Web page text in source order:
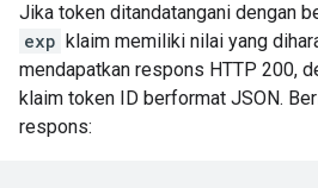
Jika token ditandatangani dengan
exp klaim memiliki nilai yang
mendapatkan respons HTTP 200,
klaim token ID berformat JSON.
respons: